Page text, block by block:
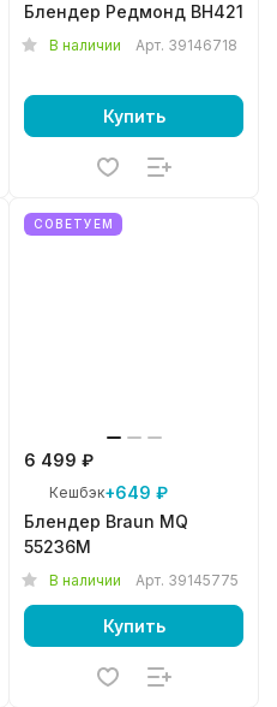
Блендер Редмонд BH421
В наличии Арт. 39146718
Купить
СОВЕТУЕМ
6 499 ₽
Кешбэк+649 ₽
Блендер Braun MQ
55236M
В наличии Арт. 39145775
Купить